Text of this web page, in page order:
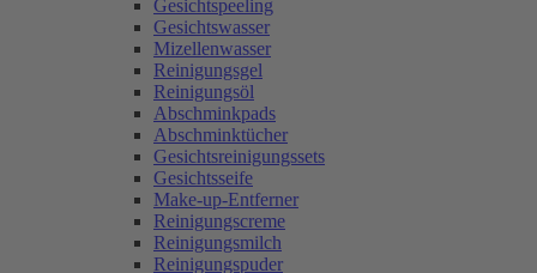
Gesichtspeeling
Gesichtswasser
Mizellenwasser
Reinigungsgel
Reinigungsöl
Abschminkpads
Abschminktücher
Gesichtsreinigungssets
Gesichtsseife
Make-up-Entferner
Reinigungscreme
Reinigungsmilch
Reinigungspuder